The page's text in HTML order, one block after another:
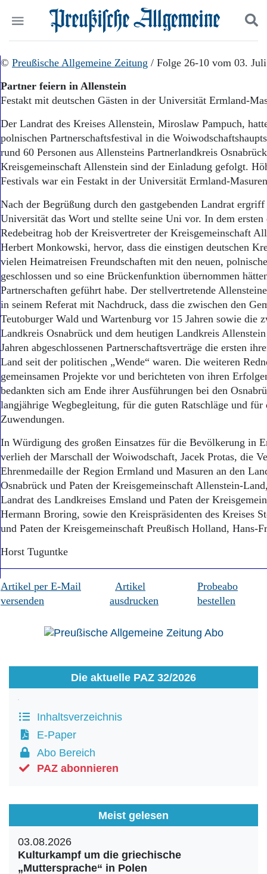
Start
Wer wir sind
Aktuelle Ausgabe
Abonnenten-Login
Abonnent werden
Abo Prämien
Archiv
Mediadaten
Politik
Wirtschaft
Panorama
Leben
Geschichte
Ostpreußen
Pommern
Berlin-Brandenburg
Danzig und Westpreußen
Bücher
Kontakt
Impressum
Datenschutz
Suchen und finden
© Preußische Allgemeine Zeitung / Folge 26-10 vom 03.
Partner feiern in Allenstein
Festakt mit deutschen Gästen in der Universität Ermland-
Der Landrat des Kreises Allenstein, Miroslaw Pampuch,
polnischen Partnerschaftsfestival in die
rund 60 Personen aus Allensteins Partnerlandkreis
Kreisgemeinschaft Allenstein sind der Einladung gefolgt.
Festivals war ein Festakt in der Universität Ermland-
Nach der Begrüßung durch den gastgebenden Landrat
Universität das Wort und stellte seine Uni vor. In dem ersten
Redebeitrag hob der Kreisvertreter der Kreisgemeinschaft
Herbert Monkowski, hervor, dass die einstigen deutschen
vielen Heimatreisen Freundschaften mit den neuen,
geschlossen und so eine Brückenfunktion übernommen
Partnerschaften geführt habe. Der stellvertretende
in seinem Referat mit Nachdruck, dass die zwischen den
Teutoburger Wald und Wartenburg vor 15 Jahren sowie die
Landkreis Osnabrück und dem heutigen Landkreis
Jahren abgeschlossenen Partnerschaftsverträge die ersten
Land seit der politischen „Wende“ waren. Die weiteren
gemeinsamen Projekte vor und berichteten von ihren
bedankten sich am Ende ihrer Ausführungen bei den
langjährige Wegbegleitung, für die guten Ratschläge und für
Zuwendungen.
In Würdigung des großen Einsatzes für die Bevölkerung in
verlieh der Marschall der Woiwodschaft, Jacek Protas, die
Ehrenmedaille der Region Ermland und Masuren an den
Osnabrück und Paten der Kreisgemeinschaft Allenstein-
Landrat des Landkreises Emsland und Paten der
Hermann Broring, sowie den Kreispräsidenten des Kreises
und Paten der Kreisgemeinschaft Preußisch Holland, Hans-
Horst Tuguntke
Artikel per E-Mail
versenden
Artikel
ausdrucken
Probeabo
bestellen
Die aktuelle PAZ 32/2026
Inhaltsverzeichnis
E-Paper
Abo Bereich
PAZ abonnieren
Meist gelesen
03.08.2026
Kulturkampf um die griechische
„Muttersprache“ in Polen